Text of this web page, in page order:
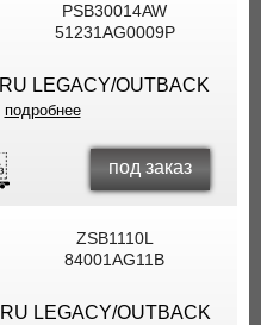
PSB30014AW
51231AG0009P
LEGACY/OUTBACK
подробнее
под заказ
ZSB1110L
84001AG11B
LEGACY/OUTBACK